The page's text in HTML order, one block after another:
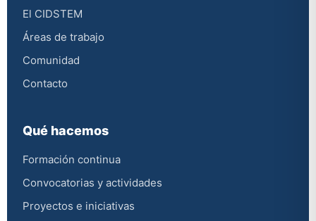
El CIDSTEM
Áreas de trabajo
Comunidad
Contacto
Qué hacemos
Formación continua
Convocatorias y actividades
Proyectos e iniciativas